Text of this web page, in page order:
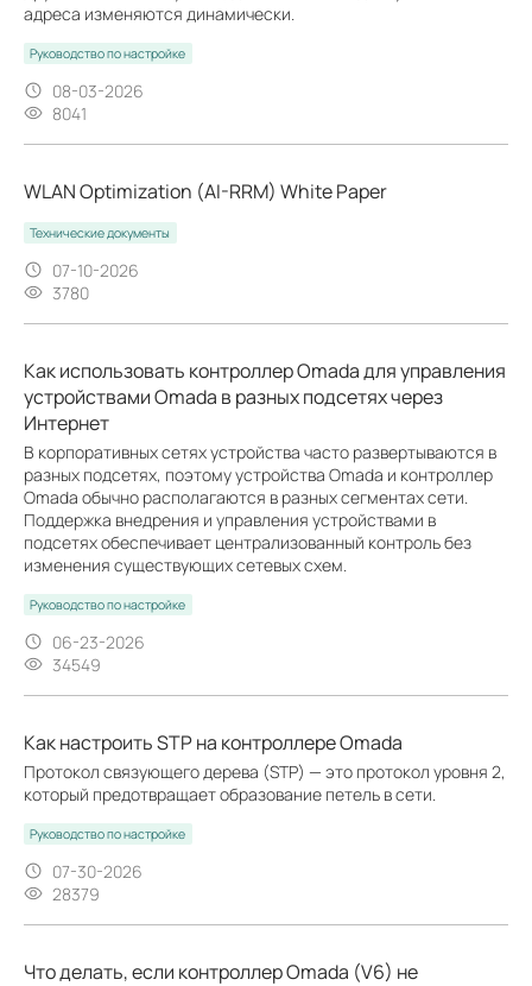
адреса изменяются динамически.
Руководство по настройке
08-03-2026
8041
WLAN Optimization (AI-RRM) White Paper
Технические документы
07-10-2026
3780
Как использовать контроллер Omada для управления
устройствами Omada в разных подсетях через
Интернет
В корпоративных сетях устройства часто развертываются в
разных подсетях, поэтому устройства Omada и контроллер
Omada обычно располагаются в разных сегментах сети.
Поддержка внедрения и управления устройствами в
подсетях обеспечивает централизованный контроль без
изменения существующих сетевых схем.
Руководство по настройке
06-23-2026
34549
Как настроить STP на контроллере Omada
Протокол связующего дерева (STP) — это протокол уровня 2,
который предотвращает образование петель в сети.
Руководство по настройке
07-30-2026
28379
Что делать, если контроллер Omada (V6) не